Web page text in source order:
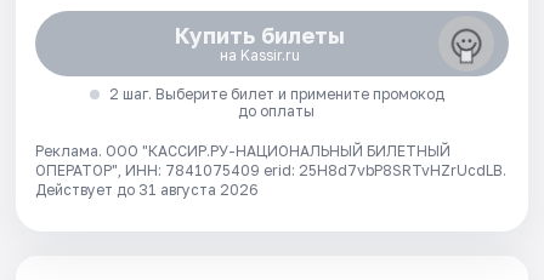
Купить билеты
на Kassir.ru
2 шаг. Выберите билет и примените промокод
до оплаты
Реклама. ООО "КАССИР.РУ-НАЦИОНАЛЬНЫЙ БИЛЕТНЫЙ
ОПЕРАТОР", ИНН: 7841075409 erid: 25H8d7vbP8SRTvHZrUcdLB.
Действует до 31 августа 2026